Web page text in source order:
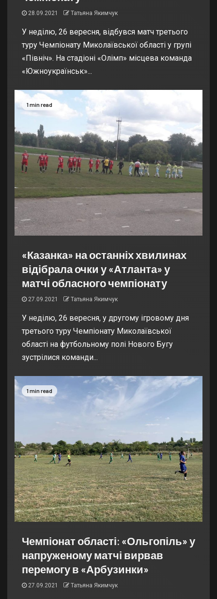
28.09.2021 Татьяна Якимчук
У неділю, 26 вересня, відбувся матч третього
туру Чемпіонату Миколаївської області у групі
«Північ». На стадіоні «Олімп» місцева команда
«Южноукраїнськ»...
1 min read
«Казанка» на останніх хвилинах
відібрала очки у «Атланта» у
матчі обласного чемпіонату
27.09.2021 Татьяна Якимчук
У неділю, 26 вересня, у другому ігровому дня
третього туру Чемпіонату Миколаївської
області на футбольному полі Нового Бугу
зустрілися команди...
1 min read
Чемпіонат області: «Ольгопіль» у
напруженому матчі вирвав
перемогу в «Арбузинки»
27.09.2021 Татьяна Якимчук